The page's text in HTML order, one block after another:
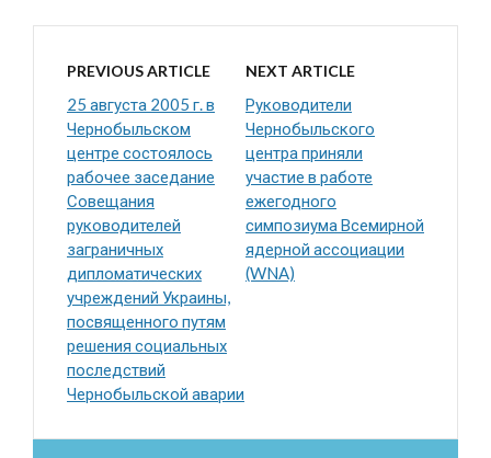
PREVIOUS ARTICLE
25 августа 2005 г. в
Чернобыльском
центре состоялось
рабочее заседание
Совещания
руководителей
заграничных
дипломатических
учреждений Украины,
посвященного путям
решения социальных
последствий
Чернобыльской аварии
NEXT ARTICLE
Руководители
Чернобыльского
центра приняли
участие в работе
ежегодного
симпозиума Всемирной
ядерной ассоциации
(WNA)